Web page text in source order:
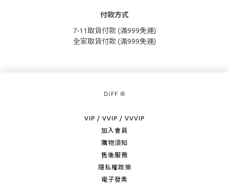
付款方式
7-11取貨付款 (滿999免運)
全家取貨付款 (滿999免運)
DiFF ®
VIP / VVIP / VVVIP
加入會員
購物須知
售後服務
隱私權政策
電子發票